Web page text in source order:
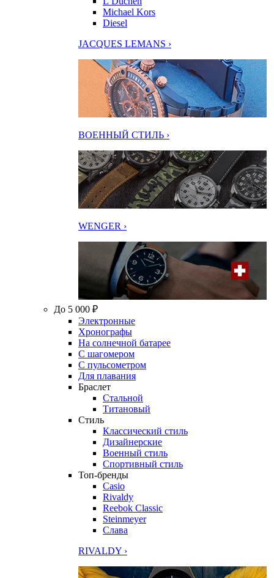
Michael Kors
Diesel
JACQUES LEMANS ›
ВОЕННЫЙ СТИЛЬ ›
WENGER ›
До 5 000 ₽
Электронные
Хронографы
На солнечной батарее
С шагомером
С пульсометром
Для плавания
Браслет
Стальной
Титановый
Стиль
Классический стиль
Дизайнерские
Военный стиль
Спортивный стиль
Топ-бренды
Casio
Rivaldy
Reebok Classic
Steinmeyer
Слава
RIVALDY ›